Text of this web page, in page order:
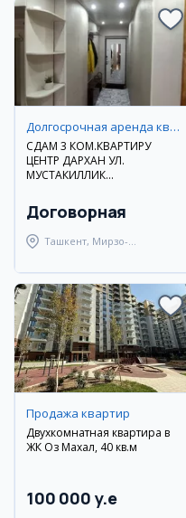
Долгосрочная аренда квартир
СДАМ 3 КОМ.КВАРТИРУ
ЦЕНТР ДАРХАН УЛ.
МУСТАКИЛЛИК
Договорная
Ташкент, Мирзо-
Продажа квартир
Двухкомнатная квартира в
ЖК Оз Махал, 40 кв.м
100 000 y.e